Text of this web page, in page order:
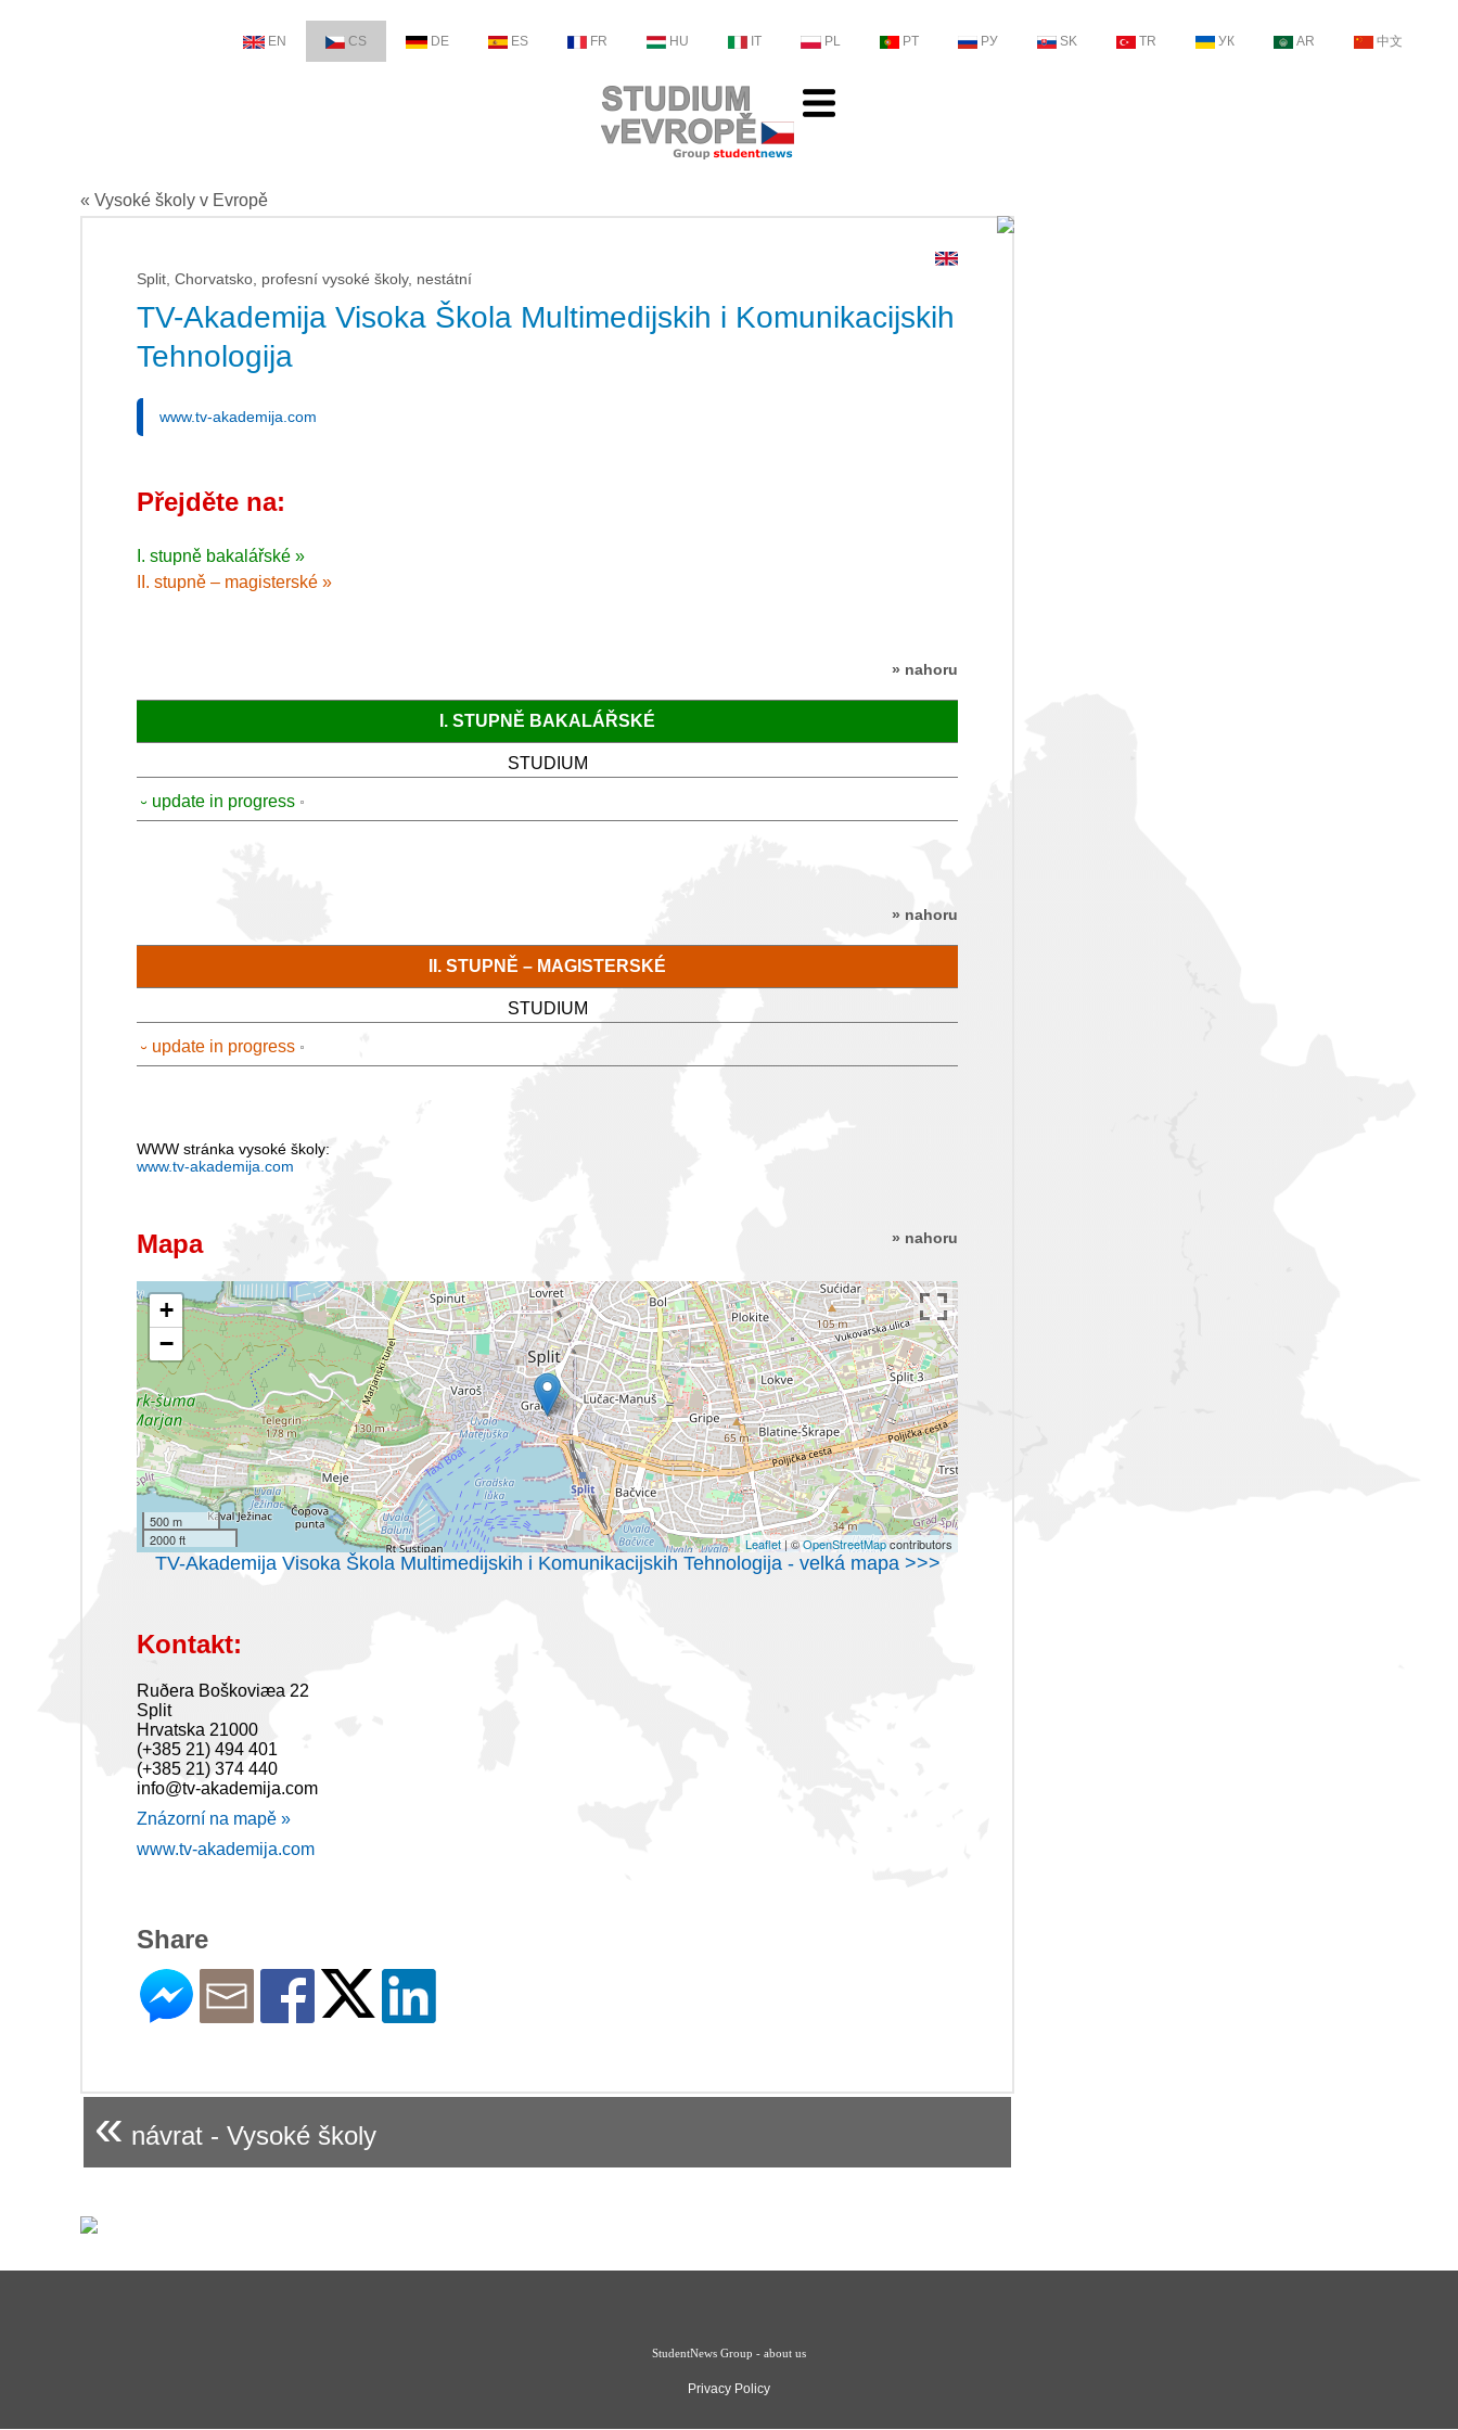
EN CS DE ES FR HU IT PL PT РУ SK TR УК AR 中文
« Vysoké školy v Evropě
Split, Chorvatsko, profesní vysoké školy, nestátní
TV-Akademija Visoka Škola Multimedijskih i Komunikacijskih
Tehnologija
www.tv-akademija.com
Přejděte na:
I. stupně bakalářské »
II. stupně – magisterské »
» nahoru
I. STUPNĚ BAKALÁŘSKÉ
STUDIUM
⏑ update in progress
» nahoru
II. STUPNĚ – MAGISTERSKÉ
STUDIUM
⏑ update in progress
WWW stránka vysoké školy:
www.tv-akademija.com
» nahoru
Mapa
+
−
500 m
2000 ft
Leaflet| ©OpenStreetMapcontributors
TV-Akademija Visoka Škola Multimedijskih i Komunikacijskih Tehnologija - velká mapa >>>
Kontakt:
Ruðera Boškoviæa 22
Split
Hrvatska 21000
(+385 21) 494 401
(+385 21) 374 440
info@tv-akademija.com
Znázorní na mapě »
www.tv-akademija.com
Share
« návrat - Vysoké školy
StudentNews Group - about us
Privacy Policy